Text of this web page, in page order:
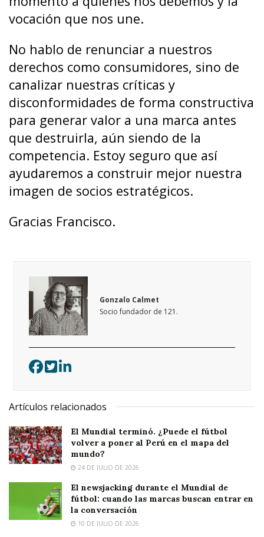
vocación que nos une.
No hablo de renunciar a nuestros
derechos como consumidores, sino de
canalizar nuestras críticas y
disconformidades de forma constructiva
para generar valor a una marca antes
que destruirla, aún siendo de la
competencia. Estoy seguro que así
ayudaremos a construir mejor nuestra
imagen de socios estratégicos.
Gracias Francisco.
Gonzalo Calmet
Socio fundador de 121.
Artículos relacionados
El Mundial terminó. ¿Puede el fútbol
volver a poner al Perú en el mapa del
mundo?
24 DE JULIO DE 2026
El newsjacking durante el Mundial de
fútbol: cuando las marcas buscan entrar en
la conversación
10 DE JULIO DE 2026